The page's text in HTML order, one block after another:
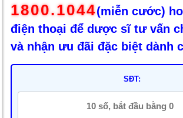
1800.1044(miễn cước)
điện thoại để dược sĩ tư vấn
và nhận ưu đãi đặc biệt dành
SĐT: